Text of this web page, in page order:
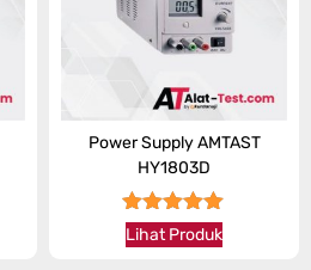
Power Supply AMTAST
HY1803D
★★★★★
Lihat Produk